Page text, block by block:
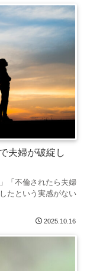
夫婦が破綻し
「不倫されたら夫婦
たという実感がない
2025.10.16